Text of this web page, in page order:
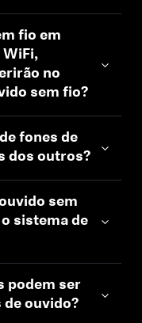
fio em
WiFi,
no
sem fio?
fones de
dos outros?
sem
sistema de
podem ser
de ouvido?